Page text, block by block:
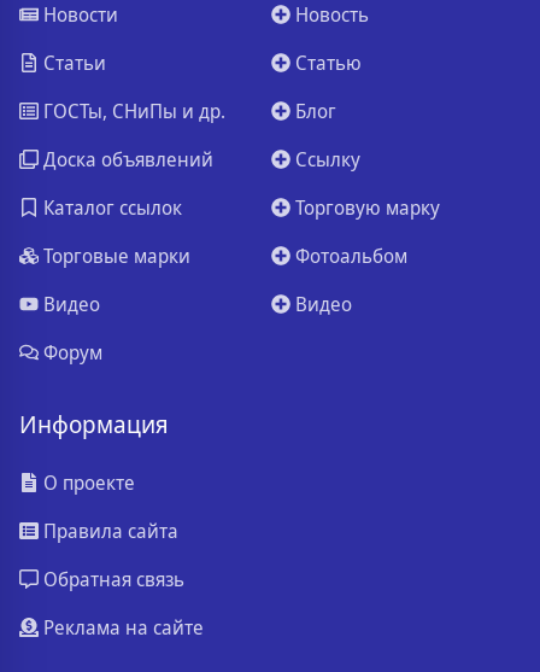
Новости
Статьи
ГОСТы, СНиПы и др.
Доска объявлений
Каталог ссылок
Торговые марки
Видео
Форум
Новость
Статью
Блог
Ссылку
Торговую марку
Фотоальбом
Видео
Информация
О проекте
Правила сайта
Обратная связь
Реклама на сайте